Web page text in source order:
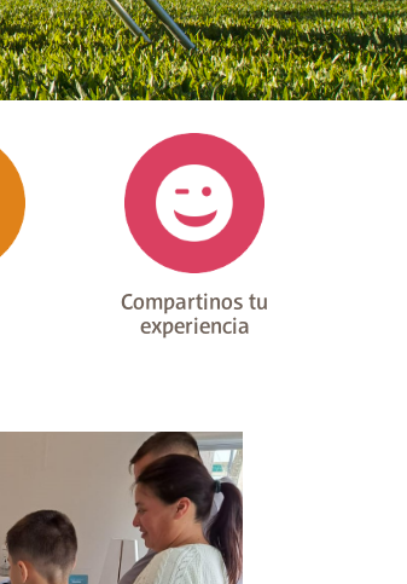
Compartinos tu
experiencia